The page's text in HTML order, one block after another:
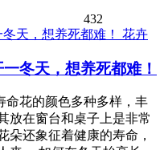
432
花卉
冬天，想养死都难！
命花的颜色多种多样，丰
放在窗台和桌子上是非常
朵还象征着健康的寿命，